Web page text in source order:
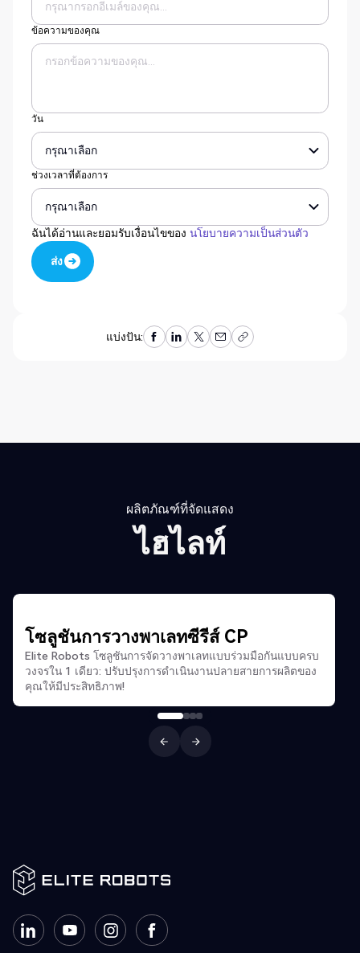
ข้อความของคุณ
วัน
ช่วงเวลาที่ต้องการ
ฉันได้อ่านและยอมรับเงื่อนไขของนโยบายความเป็นส่วนตัว
ส่ง
ส่ง
แบ่งปัน:
ผลิตภัณฑ์ที่จัดแสดง
ไฮไลท์
โซลูชันการวางพาเลทซีรีส์ CP
Elite Robots โซลูชันการจัดวางพาเลทแบบร่วมมือกันแบบครบ
วงจรใน 1 เดียว: ปรับปรุงการดำเนินงานปลายสายการผลิตของ
คุณให้มีประสิทธิภาพ!